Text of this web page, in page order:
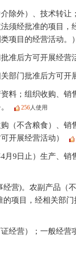
除外）、技术转让
须经批准的项目
项目的经营活动。）
准后方可开展经营
部门批准后方可开
料；组织收购、销
256 人使用
（不含粮食）、销
开展经营活动）
月9日止）生产、
营)。农副产品（
项目，经相关部门
经营）；一般经营